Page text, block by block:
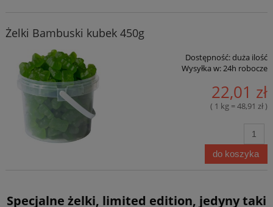
Żelki Bambuski kubek 450g
Dostępność:duża ilość
Wysyłka w:24h robocze
22,01 zł
( 1 kg = 48,91 zł )
do koszyka
Specjalne żelki, limited edition, jedyny taki